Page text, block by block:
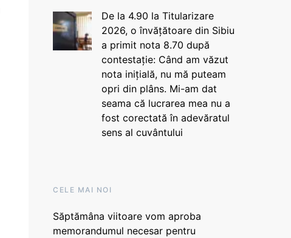
De la 4.90 la Titularizare
2026, o învățătoare din Sibiu
a primit nota 8.70 după
contestație: Când am văzut
nota inițială, nu mă puteam
opri din plâns. Mi-am dat
seama că lucrarea mea nu a
fost corectată în adevăratul
sens al cuvântului
CELE MAI NOI
Săptămâna viitoare vom aproba
memorandumul necesar pentru